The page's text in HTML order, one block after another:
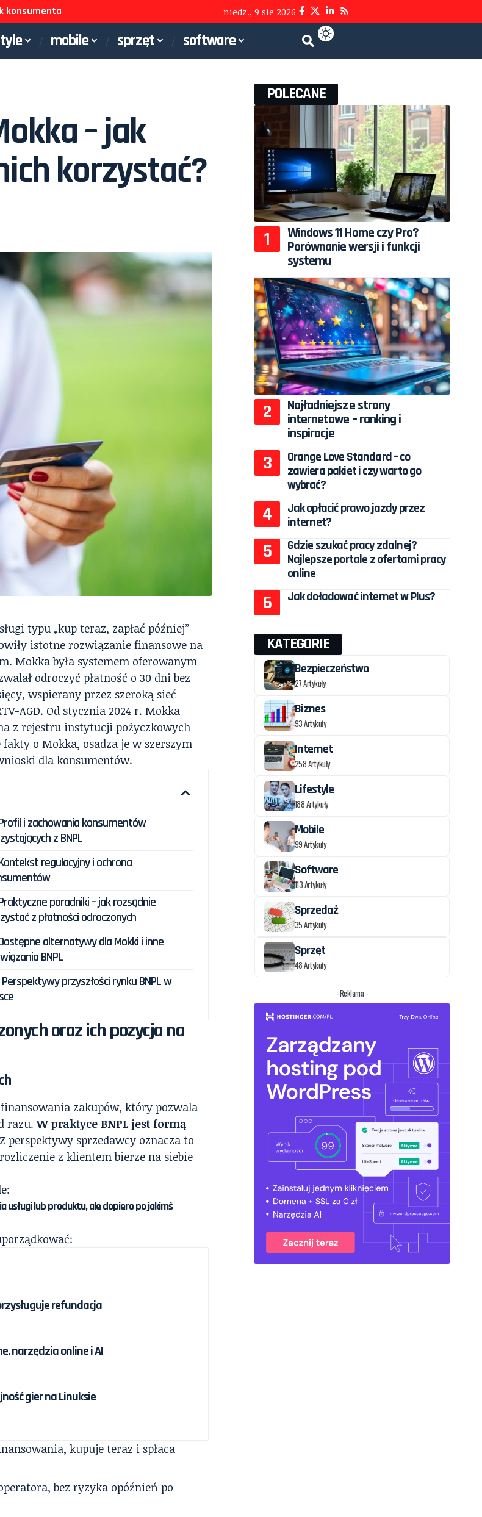
konsumenta niedz., 9 sie 2026
mobile sprzęt software
– jak
korzystać?
typu „kup teraz, zapłać później”
istotne rozwiązanie finansowe na
Mokka była systemem oferowanym
odroczyć płatność o 30 dni bez
wspierany przez szeroką sieć
AGD. Od stycznia 2024 r. Mokka
z rejestru instytucji pożyczkowych
o Mokka, osadza je w szerszym
dla konsumentów.
i zachowania konsumentów
z BNPL
regulacyjny i ochrona
poradniki – jak rozsądnie
z płatności odroczonych
alternatywy dla Mokki i inne
BNPL
Perspektywy przyszłości rynku BNPL w
oraz ich pozycja na
finansowania zakupów, który pozwala
razu.W praktyce BNPL jest formą
Z perspektywy sprzedawcy oznacza to
z klientem bierze na siebie
usługi lub produktu, ale dopiero po jakimś
refundacja
narzędzia online i AI
gier na Linuksie
kupuje teraz i spłaca
bez ryzyka opóźnień po
POLECANE
Windows 11 Home czy Pro?
Porównanie wersji i funkcji
systemu
Najładniejsze strony
internetowe – ranking i
inspiracje
Orange Love Standard – co
zawiera pakiet i czy warto go
wybrać?
Jak opłacić prawo jazdy przez
internet?
Gdzie szukać pracy zdalnej?
Najlepsze portale z ofertami pracy
online
Jak doładować internet w Plus?
KATEGORIE
Bezpieczeństwo
27 Artykuły
Biznes
93 Artykuły
Internet
258 Artykuły
Lifestyle
188 Artykuły
Mobile
99 Artykuły
Software
113 Artykuły
Sprzedaż
35 Artykuły
Sprzęt
48 Artykuły
- Reklama -